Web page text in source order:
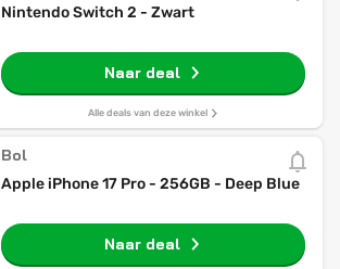
Nintendo Switch 2 - Zwart
Naar deal
Alle deals van deze winkel
Bol
Apple iPhone 17 Pro - 256GB - Deep Blue
Naar deal